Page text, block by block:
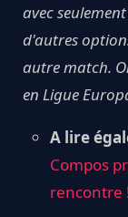
avec
d'autres
autre match.
en Ligue
A lire
Compos
rencontre